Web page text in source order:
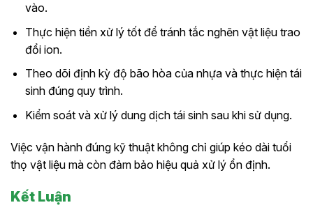
vào.
Thực hiện tiền xử lý tốt để tránh tắc nghẽn vật liệu trao
đổi ion.
Theo dõi định kỳ độ bão hòa của nhựa và thực hiện tái
sinh đúng quy trình.
Kiểm soát và xử lý dung dịch tái sinh sau khi sử dụng.
Việc vận hành đúng kỹ thuật không chỉ giúp kéo dài tuổi
thọ vật liệu mà còn đảm bảo hiệu quả xử lý ổn định.
Kết Luận